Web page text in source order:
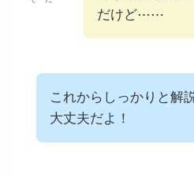
だけど⋯⋯
これからしっかりと解
大丈夫だよ！